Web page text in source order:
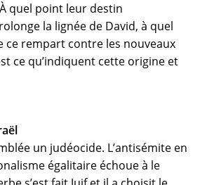
quel point leur destin
la lignée de David, à quel
ce rempart contre les nouveaux
ce qu’indiquent cette origine et
un judéocide. L’antisémite en
égalitaire échoue à le